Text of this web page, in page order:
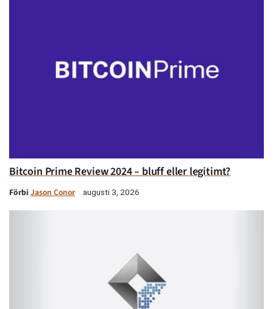
Bitcoin Prime Review 2024 – bluff eller legitimt?
Förbi Jason Conor augusti 3, 2026